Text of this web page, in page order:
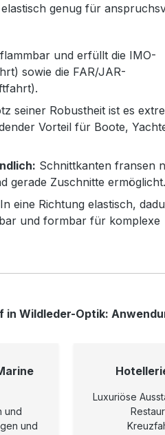
genug für
und erfüllt die IMO-
sowie die FAR/JAR-
seiner Robustheit ist es
Vorteil für Boote,
Schnittkanten fransen
gerade Zuschnitte ermöglicht.
In eine Richtung elastisch,
und formbar für komplexe
Wildleder-Optik:
und
und
Luxuriöse